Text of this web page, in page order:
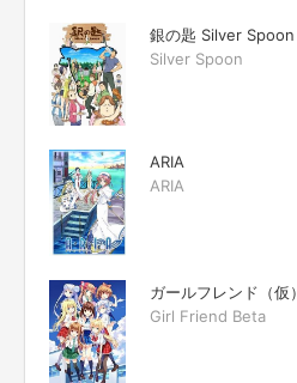
銀の匙 Silver Spoon
Silver Spoon
ARIA
ARIA
ガールフレンド（仮）
Girl Friend Beta